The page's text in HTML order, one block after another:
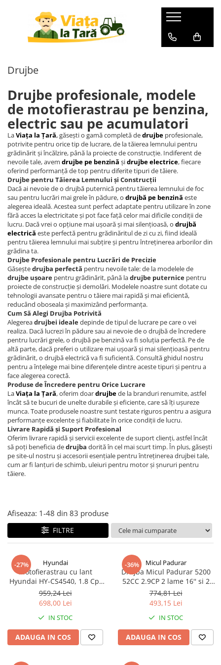
GRADINA
Burghiu (FREZA) pentru pamant
Cauciucuri si roti
Cantare de cantarit
Drujbe
Foarfeci
Folie / plasa pentru umbrire
Furtune de irigat
Furtune cauciucate
Accesorii pentru furtune
Hidrofoare
Masini de tuns iarba
Masini batut stalpi si accesorii
Motocoase: Motocositoare pe
benzina si electrice
Motopompe
Motocultoare
Motoburghie si Accesorii
Burghiu (FREZA) pentru pamant
Motoburgie
Pompe de stropit atomizoare
Pompe de apa murdara
Pompe de suprafata
Pompe submersibile
Piese si consumabile pentru
DRUJBE
Piese si consumabile pentru
MOTOCOSITORI
Plantatoare + Semanatori
Tocatoare fan, crengi, tulpini
ZOOTEHNIE
Batoze de curatat porumbul
Mori pentru cereale
Incubatoare, oparitoare si
deplumatoare
Masini de cusut saci
Masini de tuns animale
Zdrobitoare-Teascuri-Razatori
BRICOLAJ
Accesorii aparate de sudura
Aparate de spalat cu presiune
Aspiratoare uscat, umed si cenusa
Acumulatori scule electrice
Accesorii pentru slefuire si
lustruire
Bormasina de banc ( FIXA -
STATIONARA )
Bormasini de gaurit cu percutie si
rotopercutoare
Betoniere
Compresoare
Cricuri hidraulice
Carucioare pentru transportat-
Lize
Chei pentru conducte
Ciocane rotopercutoare si
demolatoare
Capsatoare pneumatice
Despicatoare de busteni si
topoare
Disc taiat metal
Disc cu vidia pentru lemn
Echipamente de protectie
Echipamente cu Acumulatori 18V
Detoolz
Electrozi
Fierastraie electrice
Freze de zapada
Lampi solare
Masini de slefuit
Macarale si electopalane
Masini de tencuit
Masini de taiat placi ceramice /
gresie / faianta / parchet
Masini de canelat
Menghine
Electronice & Electrocasnice
Aragazuri si plite
Aragaz mixt ( gaz si electric )
Aragaz total electric
Plita incorporabila
Aparate cuburi de gheata
Aparate de vidat
Aparate frigorifice
Combine frigorifice
Congelatoare
Frigidere
Lazi frigorifice
Racitoare de vin
Side-By-Side
Vitrine frigorifice
Aspiratoare uscat, umed si cenusa
Butelie camping
Blendere mixere
Butelie camping
Cuptoare
Cuptoare incorporabile
Cuptoare cu microunde
Cuptoare electrice
Friteuze
Climatizare si sisteme de incalzire
Aeroterme
Aer conditionat
Calorifere electrice
Convectoare
Purificatoare aer
Radiatoare
Ventilatoare
Ventilatoare Industriale
Chiuvete bucatarie
Deshidratoare
Dozatoare de apa
Espressoare, cafetiere si rasnite
Fiare de calcat / Mese pentru
Forme de prajituri
Hote
Hote Decorative
Produse HORECA
Aparate de vidat si
accesorii/Ambalare vacuum
Cofetarie, patiserie si cafenea
Inghetata
Cuptoare profesionale
Deshidratoare de alimente
Echipamente bucatarie calda
Cuptoare cu microunde
Friteuze
Echipamente frigorifice
Vitrine frigorifice
Echipamente procesare
Procesare Blendere stick &
procesatoare alimente
Echipamente si accesorii bar
Grill-uri si lampi de incalzire
Masini de spalat vase si igiena
Chiuvete, robinete si filtre
Mobilier de inox
Oale & tigai
Pizza, paste si kebab
Portelan, tacamuri si articole
pentru masa
Tavi gastronorm/Accesorii
Drujbe
Drujbe profesionale, modele
de motofierastrau pe benzina,
electric sau pe acumulatori
LaViața la Țară,găsești o gamă completă dedrujbe profesionale,
potrivite pentru orice tip de lucrare, de la tăierea lemnului pentru
grădinărit și încălzire, până la proiecte de construcție. Indiferent de
nevoile tale, avem drujbe pe benzină șidrujbe electrice, fiecare
oferind performanță de top pentru diferite tipuri de tăiere.
Drujbe pentru Tăierea Lemnului și Construcții
Dacă ai nevoie de o drujbă puternică pentru tăierea lemnului de foc
sau pentru lucrări mai grele în pădure, o drujbă pe benzină este
alegerea ideală. Acestea sunt perfect adaptate pentru utilizare în zone
fără acces la electricitate și pot face față celor mai dificile condiții de
lucru. Dacă vrei o opțiune mai ușoară și mai silențioasă, o drujbă
electrică este perfectă pentru grădinăritul de zi cu zi, fiind ideală
pentru tăierea lemnului mai subțire și pentru întreținerea arborilor din
grădina ta.
Drujbe Profesionale pentru Lucrări de Precizie
Găseștedrujba perfectă pentru nevoile tale: de la modelele de
drujbe ușoare pentru grădinărit, până ladrujbe puternice pentru
proiecte de construcție și demolări. Modelele noastre sunt dotate cu
tehnologii avansate pentru o tăiere mai rapidă și mai eficientă,
reducând oboseala și maximizând performanța.
Cum Să Alegi Drujba Potrivită
Alegereadrujbei idealedepinde de tipul de lucrare pe care o vei
realiza. Dacă lucrezi în pădure sau ai nevoie de o drujbă de încredere
pentru lucrări grele, o drujbă pe benzină va fi soluția perfectă. Pe de
altă parte, dacă preferi o utilizare mai ușoară și mai silențioasă pentru
grădinărit, o drujbă electrică va fi suficientă. Consultă ghidul nostru
pentru a înțelege mai bine diferențele dintre aceste tipuri și pentru a
face alegerea corectă.
Produse de Încredere pentru Orice Lucrare
LaViața la Țară, oferim doardrujbede la branduri renumite, astfel
încât să te bucuri de unelte durabile și eficiente, care să îți ușureze
munca. Toate produsele noastre sunt testate riguros pentru a asigura
performanțe excelente și fiabilitate în orice condiții de lucru.
Livrare Rapidă și Suport Profesional
Oferim livrare rapidă și servicii excelente de suport clienți, astfel încât
să poți beneficia dedrujba dorită în cel mai scurt timp. În plus, găsești
pe site-ul nostru și accesorii esențiale pentru întreținerea drujbei tale,
cum ar fi lanțuri de schimb, uleiuri pentru motor și șnururi pentru
tăiere.
Afiseaza: 1-48 din 83 produse
FILTRE
-27% Hyundai
Motofierastrau cu lant
Hyundai HY-CS4540, 1.8 Cp,
lama 40 cm, 45 cmc
959,24 Lei
698,00 Lei
IN STOC
ADAUGA IN COS
-36% Micul Padurar
Drujba Micul Padurar 5200
52CC 2.9CP 2 lame 16'' si 2
lanturi, pornire rapida , GF-
0908-S001-G02
774,81 Lei
493,15 Lei
IN STOC
ADAUGA IN COS